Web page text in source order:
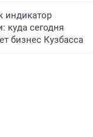
индикатор
куда сегодня
бизнес Кузбасса